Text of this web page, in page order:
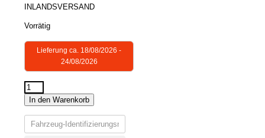
INLANDSVERSAND
Vorrätig
Lieferung ca. 18/08/2026 -
24/08/2026
STOßSTANGE
LACKIERT
IN
In den Warenkorb